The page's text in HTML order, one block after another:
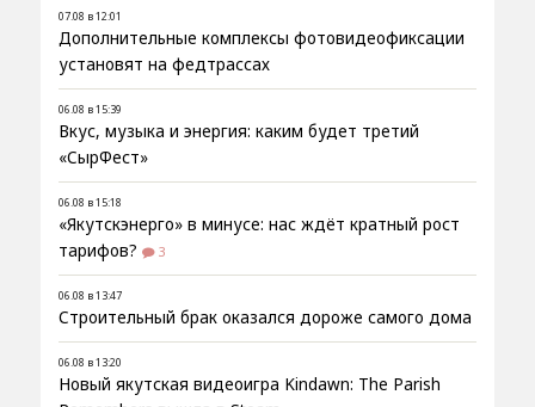
07.08 в 12:01
Дополнительные комплексы фотовидеофиксации
установят на федтрассах
06.08 в 15:39
Вкус, музыка и энергия: каким будет третий
«СырФест»
06.08 в 15:18
«Якутскэнерго» в минусе: нас ждёт кратный рост
тарифов?
3
06.08 в 13:47
Строительный брак оказался дороже самого дома
06.08 в 13:20
Новый якутская видеоигра Kindawn: The Parish